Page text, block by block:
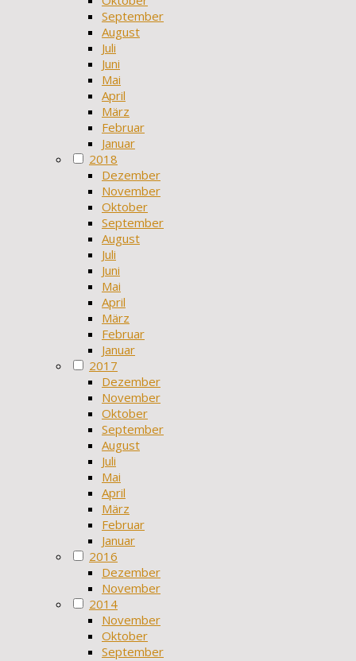
September
August
Juli
Juni
Mai
April
März
Februar
Januar
2018
Dezember
November
Oktober
September
August
Juli
Juni
Mai
April
März
Februar
Januar
2017
Dezember
November
Oktober
September
August
Juli
Mai
April
März
Februar
Januar
2016
Dezember
November
2014
November
Oktober
September